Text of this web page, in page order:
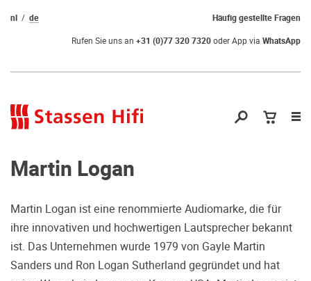
Qual der Wahl?
Warum kommen Sie nicht vorbei und
Häufig gestellte Fragen
nl de
Rufen Sie uns an +31 (0)77 320 7320oder App via WhatsApp
Martin Logan
Martin Logan ist eine renommierte Audiomarke, die für
ihre innovativen und hochwertigen Lautsprecher bekannt
ist. Das Unternehmen wurde 1979 von Gayle Martin
Sanders und Ron Logan Sutherland gegründet und hat